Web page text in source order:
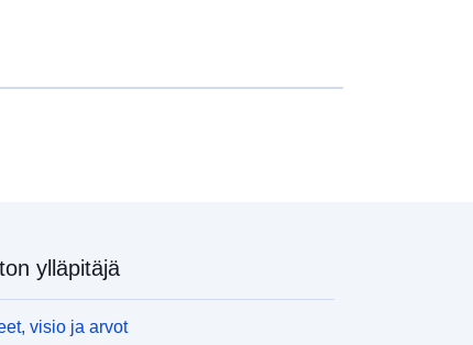
ylläpitäjä
visio ja arvot